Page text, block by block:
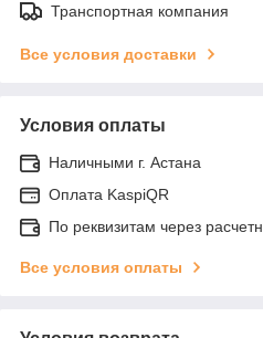
Транспортная компания
Все условия доставки
Условия оплаты
Наличными г. Астана
Оплата KaspiQR
По реквизитам через
Все условия оплаты